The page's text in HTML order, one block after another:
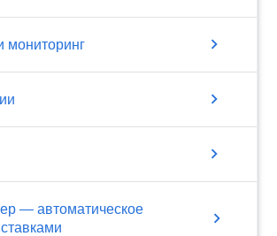
мониторинг chevron_right
chevron_right
chevron_right
— автоматическое
chevron_right